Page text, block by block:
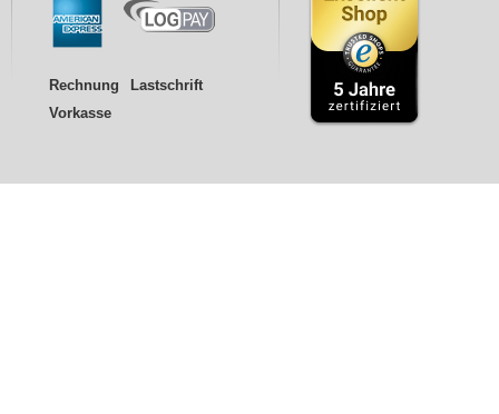
Rechnung
Lastschrift
Vorkasse